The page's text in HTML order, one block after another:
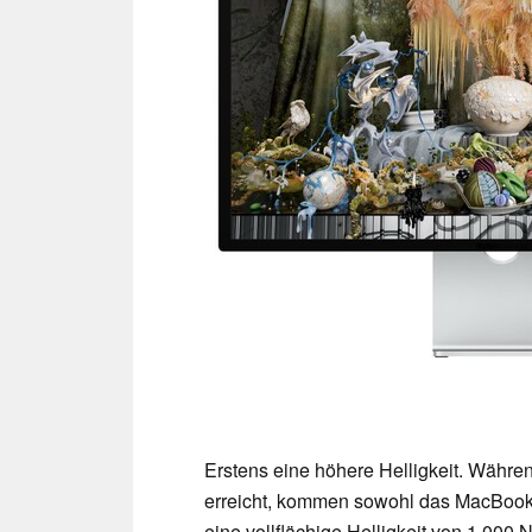
Erstens eine höhere Helligkeit.
erreicht, kommen sowohl das